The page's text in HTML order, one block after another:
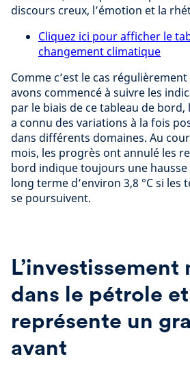
discours creux, l’émotion et la
Cliquez ici pour afficher le
changement climatique
Comme c’est le cas
avons commencé à suivre les
par le biais de ce tableau de
a connu des variations à la fois
dans différents domaines. Au
mois, les progrès ont annulé les
bord indique toujours une
long terme d’environ 3,8 °C si les
se poursuivent.
L’investissement
dans le pétrole
représente un
avant